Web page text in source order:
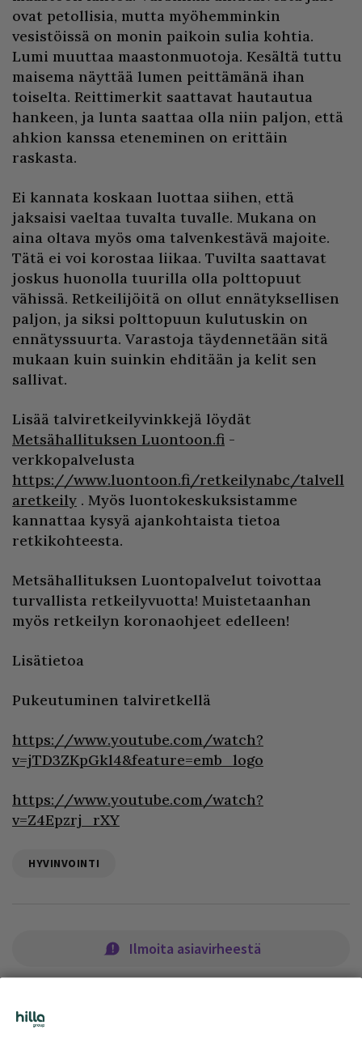
ovat petollisia, mutta myöhemminkin
vesistöissä on monin paikoin sulia kohtia.
Lumi muuttaa maastonmuotoja. Kesältä tuttu
maisema näyttää lumen peittämänä ihan
toiselta. Reittimerkit saattavat hautautua
hankeen, ja lunta saattaa olla niin paljon, että
ahkion kanssa eteneminen on erittäin
raskasta.
Ei kannata koskaan luottaa siihen, että
jaksaisi vaeltaa tuvalta tuvalle. Mukana on
aina oltava myös oma talvenkestävä majoite.
Tätä ei voi korostaa liikaa. Tuvilta saattavat
joskus huonolla tuurilla olla polttopuut
vähissä. Retkeilijöitä on ollut ennätyksellisen
paljon, ja siksi polttopuun kulutuskin on
ennätyssuurta. Varastoja täydennetään sitä
mukaan kuin suinkin ehditään ja kelit sen
sallivat.
Lisää talviretkeilyvinkkejä löydät
Metsähallituksen Luontoon.fi -
verkkopalvelusta
https://www.luontoon.fi/retkeilynabc/talvell
aretkeily . Myös luontokeskuksistamme
kannattaa kysyä ajankohtaista tietoa
retkikohteesta.
Metsähallituksen Luontopalvelut toivottaa
turvallista retkeilyvuotta! Muistetaanhan
myös retkeilyn koronaohjeet edelleen!
Lisätietoa
Pukeutuminen talviretkellä
https://www.youtube.com/watch?
v=jTD3ZKpGkl4&feature=emb_logo
https://www.youtube.com/watch?
v=Z4Epzrj_rXY
HYVINVOINTI
Ilmoita asiavirheestä